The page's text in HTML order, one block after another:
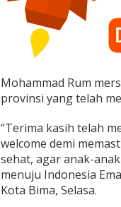
N
T
Mohammad Rum
provinsi yang telah
“Terima kasih telah
welcome demi
sehat, agar anak-
menuju Indonesia
Kota Bima, Selasa.